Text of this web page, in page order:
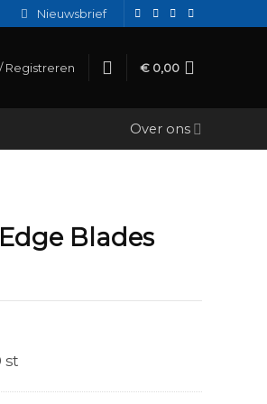
Nieuwsbrief
Registreren € 0,00
Over ons
Blades
st